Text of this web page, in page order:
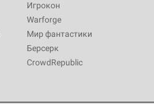
Игрокон
Warforge
Мир фантастики
Берсерк
CrowdRepublic